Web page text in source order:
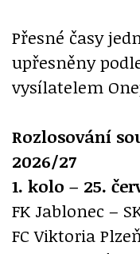
Přesné časy
upřesněny
vysílatelem
Rozlosování
2026/27
1. kolo – 25.
FK Jablonec –
FC Viktoria